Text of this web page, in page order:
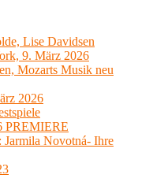
Lise Davidsen
9. März 2026
Mozarts Musik neu
2026
PREMIERE
Jarmila Novotná- Ihre